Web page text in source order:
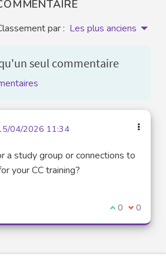
par : Les plus anciens
seul commentaire
04/2026 11:34
a study group or connections to
your CC training?
Je suis
0 Je ne
0